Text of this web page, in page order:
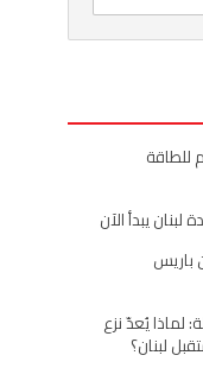
للطاقة
يبدأ الآن
باريس
لماذا يُعدّ نزع
لبنان؟